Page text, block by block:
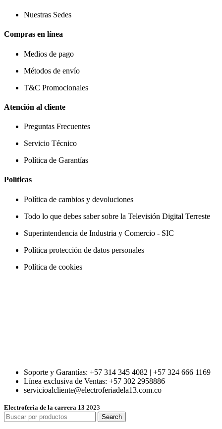
Nuestras Sedes
Compras en línea
Medios de pago
Métodos de envío
T&C Promocionales
Atención al cliente
Preguntas Frecuentes
Servicio Técnico
Política de Garantías
Políticas
Política de cambios y devoluciones
Todo lo que debes saber sobre la Televisión Digital Terreste
Superintendencia de Industria y Comercio - SIC
Política protección de datos personales
Política de cookies
Soporte y Garantías: +57 314 345 4082 | +57 324 666 1169
Línea exclusiva de Ventas: +57 302 2958886
servicioalcliente@electroferiadela13.com.co
Electroferia de la carrera 13 2023
Search